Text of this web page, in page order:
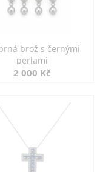
brož s černými
perlami
2 000 Kč